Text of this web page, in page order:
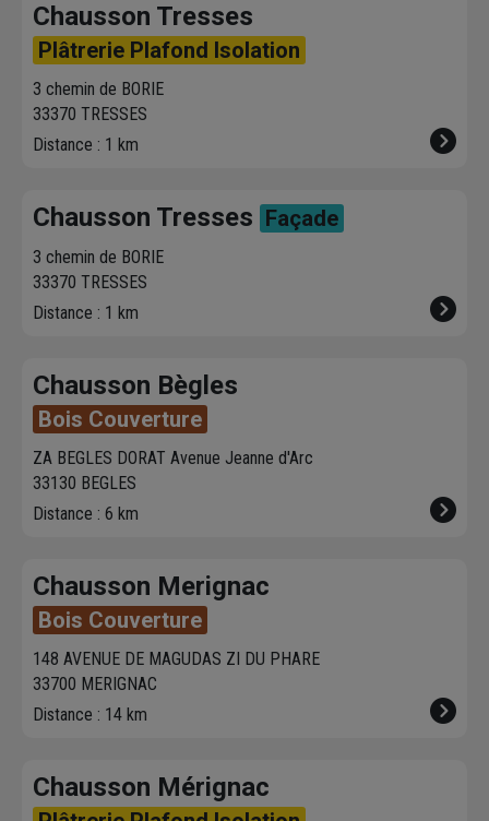
Chausson Tresses
Plâtrerie Plafond Isolation
3 chemin de BORIE
33370 TRESSES
Distance : 1 km
Chausson Tresses Façade
3 chemin de BORIE
33370 TRESSES
Distance : 1 km
Chausson Bègles
Bois Couverture
ZA BEGLES DORAT Avenue Jeanne d'Arc
33130 BEGLES
Distance : 6 km
Chausson Merignac
Bois Couverture
148 AVENUE DE MAGUDAS ZI DU PHARE
33700 MERIGNAC
Distance : 14 km
Chausson Mérignac